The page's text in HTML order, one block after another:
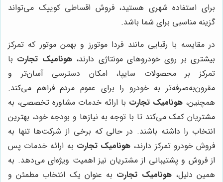
برای استفاده شهری هستید، فروش اقساطی کوییک می‌تواند
گزینه مناسبی برای شما باشد.
در مقایسه با رقبایی مانند فردا موتورز و بهمن موتور که تمرکز
بیشتری بر روی خودروهای مونتاژی دارند،هونامیک تجارت با
تمرکز بر محصولات سایپا، امکان دسترسی آسان‌تر و
مقرون‌به‌صرفه‌تر به خودرو را برای عموم مردم فراهم می‌کند.
همچنین، هونامیک تجارت با ارائه خدمات مشاوره تخصصی، به
مشتریان کمک می‌کند تا با توجه به نیازها و بودجه خود، بهترین
انتخاب را داشته باشند. در حالی که برخی از شرکت‌ها تنها به
فروش خودرو تمرکز دارند، هونامیک تجارت به ارائه خدمات پس
از فروش و پشتیبانی از مشتریان نیز اهمیت ویژه‌ای می‌دهد. به
همین دلیل،هونامیک تجارت به عنوان یک انتخاب مطمئن و